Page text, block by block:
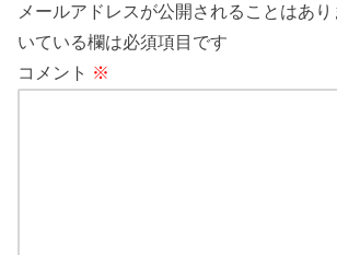
メールアドレスが公開されることはあり
いている欄は必須項目です
コメント ※